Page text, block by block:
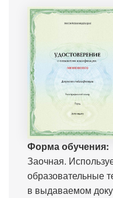
Форма обучения:
Заочная.
образовательные
в выдаваемом